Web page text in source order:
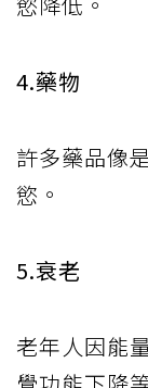
4.藥物
許多藥品像
慾。
5.衰老
老年人因能